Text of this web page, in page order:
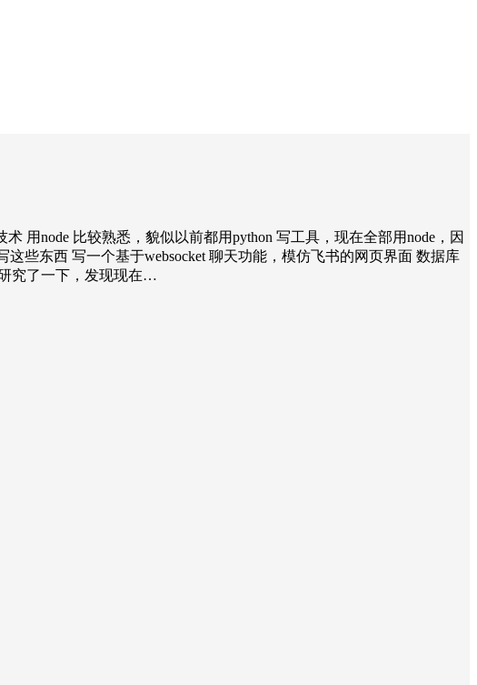
用node 比较熟悉，貌似以前都用python 写工具，现在全部用node，因
些东西 写一个基于websocket 聊天功能，模仿飞书的网页界面 数据库
究了一下，发现现在…